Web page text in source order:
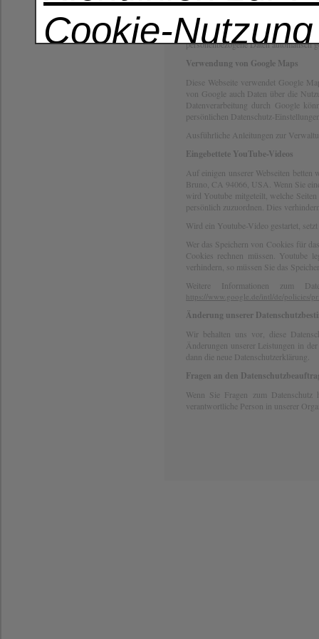
anschließenden Beantwortung
Bearbeitung der Anfrage sowie für
personenbezogene Daten automatisch
Verwendung von Google Maps
Diese Webseite verwendet Google
von Google auch Daten über die
Datenverarbeitung durch Google
persönlichen Datenschutz-
Ausführliche Anleitungen zur
Eingebettete YouTube-Videos
Auf einigen unserer Webseiten
Bruno, CA 94066, USA. Wenn Sie
wird Youtube mitgeteilt, welche
persönlich zuzuordnen. Dies
Wird ein Youtube-Video gestartet,
Wer das Speichern von Cookies für
Cookies rechnen müssen. Youtube
verhindern, so müssen Sie das
Weitere Informationen zum
https://www.google.de/intl/de/policies/
Änderung unserer
Wir behalten uns vor, diese
Änderungen unserer Leistungen in
dann die neue Datenschutzerklärung.
Fragen an den
Wenn Sie Fragen zum
verantwortliche Person in unserer
Cookie-
erklären sich
dass wir
Technologien